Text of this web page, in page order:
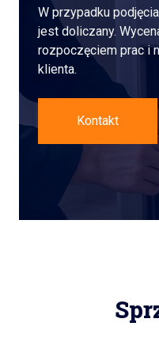
W przypadku
jest doliczany.
rozpoczęciem prac i
klienta.
Kontakt